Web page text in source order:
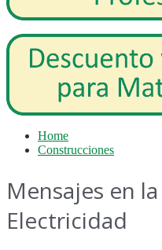
Home
Construcciones
Mensajes en
Electricidad